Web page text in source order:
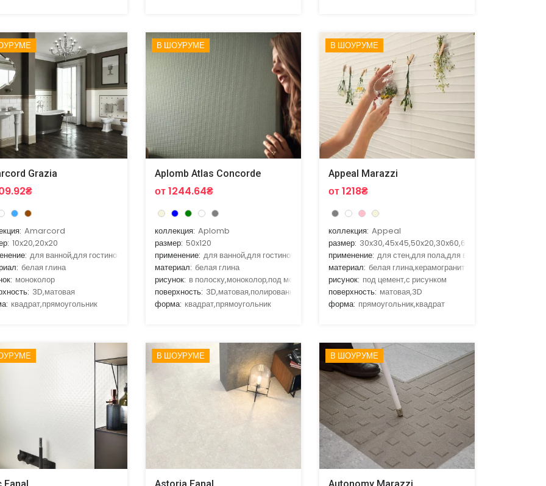
Grazia
Amarcord
10x20,20x20
для ванной,для гостиной,для кухни
белая глина
моноколор
3D,матовая
квадрат,прямоугольник
В ШОУРУМЕ
Aplomb Atlas Concorde
от 1244.64₴
коллекция: Aplomb
размер: 50x120
применение: для ванной,для гостиной,для кухни
материал: белая глина
рисунок: в полоску,моноколор,под мозаику,под ткань,под цемент
поверхность: 3D,матовая,полированная
форма: квадрат,прямоугольник
В ШОУРУМЕ
Appeal Marazzi
от 1218₴
коллекция: Appeal
размер: 30x30,45x45,50x20,30x60,60x60
применение: для стен,для пола,для ванной,для
материал: белая глина,керамогранит
рисунок: под цемент,с рисунком
поверхность: матовая,3D
форма: прямоугольник,квадрат
В ШОУРУМЕ В ШОУРУМЕ